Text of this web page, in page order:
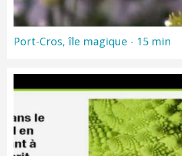
Port-Cros, île magique - 15 min